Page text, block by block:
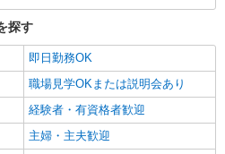
探す
即日勤務OK
職場見学OKまたは説明会あり
経験者・有資格者歓迎
主婦・主夫歓迎